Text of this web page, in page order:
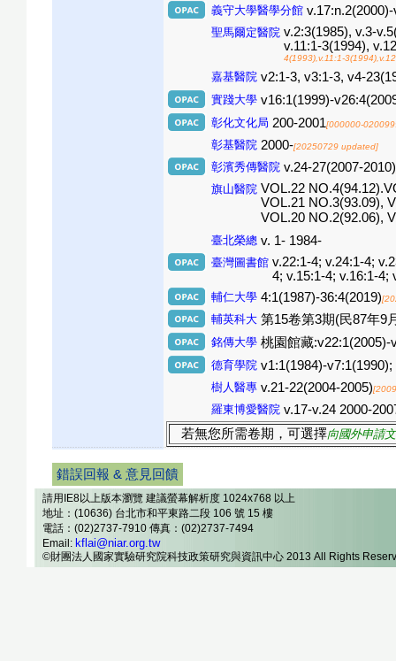
義守大學醫學分館
聖馬爾定醫院 v.2:3(1985), v.3-
v.11:1-3(1994),
4(1993),v.11:1-
嘉基醫院 v2:1-3, v3:1-3, v4-
實踐大學 v16:1(1999)-
彰化文化局 200-2001[000000-
彰基醫院 2000-[20250729 updated]
彰濱秀傳醫院 v.24-27(2007-2010)
旗山醫院 VOL.22
VOL.21 NO.3(93.09),
VOL.20 NO.2(92.06),
臺北榮總 v. 1- 1984-
臺灣圖書館 v.22:1-4; v.24:1-4;
4; v.15:1-4; v.16:1-4;
輔仁大學 4:1(1987)-36:4(2019)
輔英科大 第15卷第3期(民87年9
銘傳大學 桃園館藏:v22:1(2005)-
德育學院 v1:1(1984)-
樹人醫專 v.21-22(2004-2005)
羅東博愛醫院 v.17-v.24 2000-
若無您所需卷期，可選擇向國外申請
錯誤回報 & 意見回饋
請用IE8以上版本瀏覽 建議螢幕解析度 1024x768 以上
地址：(10636) 台北市和平東路二段 106 號 15 樓
電話：(02)2737-7910 傳真：(02)2737-7494
Email: kflai@niar.org.tw
©財團法人國家實驗研究院科技政策研究與資訊中心 2013 All Rights